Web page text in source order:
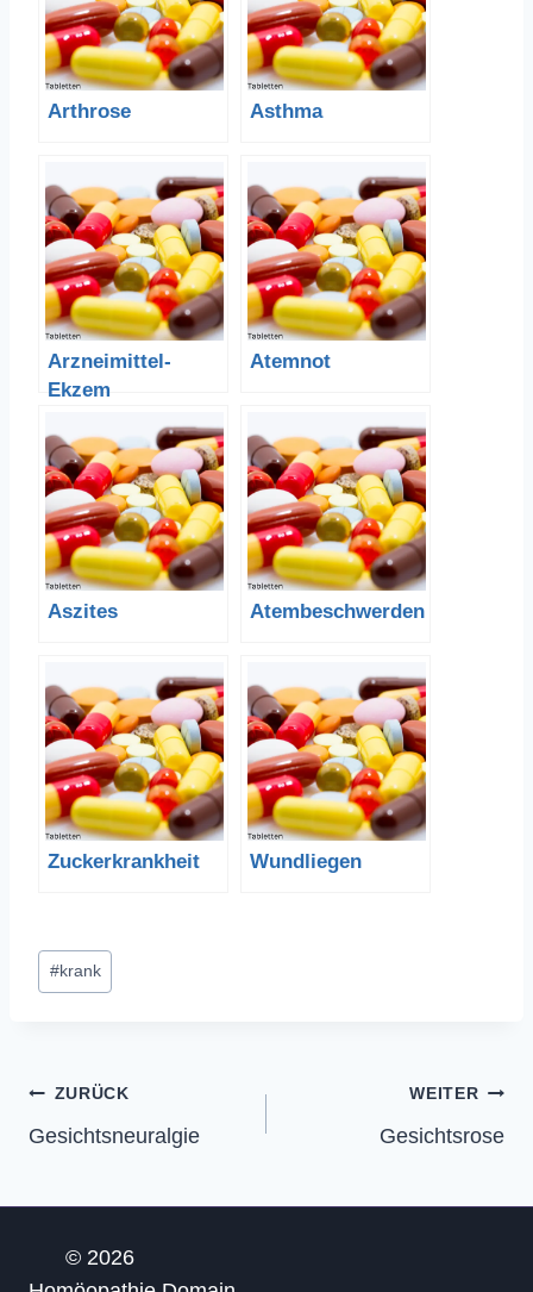
Arthrose Asthma
Arzneimittel-
Ekzem
Atemnot
Aszites Atembeschwerden
Zuckerkrankheit Wundliegen
Schlagworte:
#krank
Beitragsnavigation
ZURÜCK
Gesichtsneuralgie
WEITER
Gesichtsrose
© 2026